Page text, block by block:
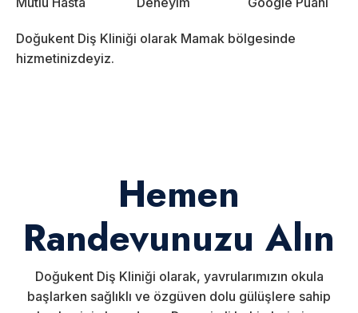
Doğukent Diş Kliniği olarak Mamak bölgesinde
hizmetinizdeyiz.
Hemen
Randevunuzu Alın
Doğukent Diş Kliniği olarak, yavrularımızın okula
başlarken sağlıklı ve özgüven dolu gülüşlere sahip